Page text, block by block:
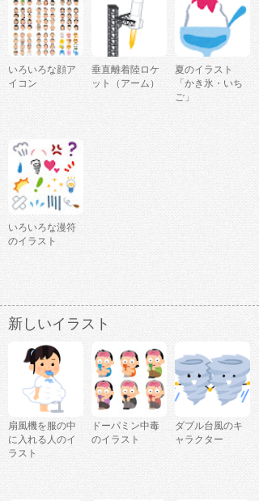
いろいろな顔ア
イコン
垂直離着陸ロケ
ット（アーム）
夏のイラスト
「かき氷・いち
ご」
いろいろな漫符
のイラスト
新しいイラスト
扇風機を服の中
に入れる人のイ
ラスト
ドーパミン中毒
のイラスト
ダブル台風のキ
ャラクター